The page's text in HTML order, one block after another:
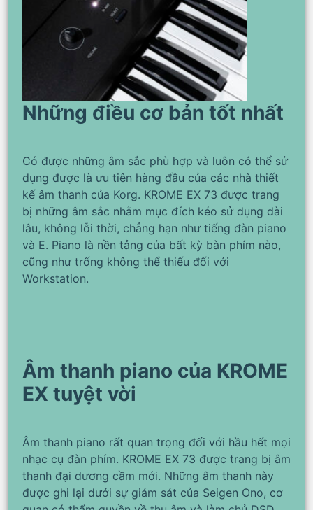
Những điều cơ bản tốt nhất
Có được những âm sắc phù hợp và luôn có thể sử
dụng được là ưu tiên hàng đầu của các nhà thiết
kế âm thanh của Korg. KROME EX 73 được trang
bị những âm sắc nhằm mục đích kéo sử dụng dài
lâu, không lỗi thời, chẳng hạn như tiếng đàn piano
và E. Piano là nền tảng của bất kỳ bàn phím nào,
cũng như trống không thể thiếu đối với
Workstation.
Âm thanh piano của KROME
EX tuyệt vời
Âm thanh piano rất quan trọng đối với hầu hết mọi
nhạc cụ đàn phím. KROME EX 73 được trang bị âm
thanh đại dương cầm mới. Những âm thanh này
được ghi lại dưới sự giám sát của Seigen Ono, cơ